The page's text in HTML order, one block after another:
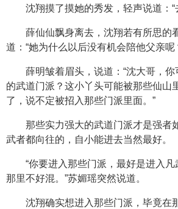
沈翔摸了摸她的秀发，轻声说道：“
薛仙仙飘身离去，沈翔若有所思的
道：“她为什么以后没有机会陪他父亲呢
薛明皱着眉头，说道：“沈大哥，
的武道门派？这小丫头可能被那些仙山
了，说不定被招入那些门派里面。”
那些实力强大的武道门派才是强者
武者都向往的，自小能进去当然最好。
“你要进入那些门派，最好是进入
那里不好混。”苏媚瑶突然说道。
沈翔确实想进入那些门派，毕竟在